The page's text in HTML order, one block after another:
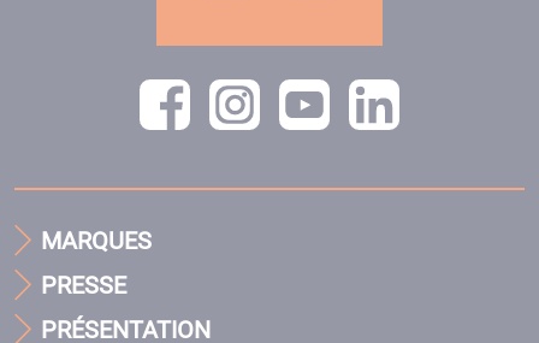
MARQUES
PRESSE
PRÉSENTATION